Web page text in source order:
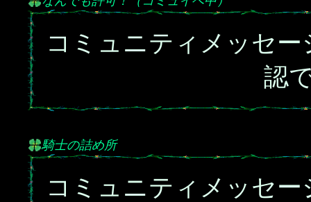
コミュニティメッセ
認
騎士の詰め所
コミュニティメッセ